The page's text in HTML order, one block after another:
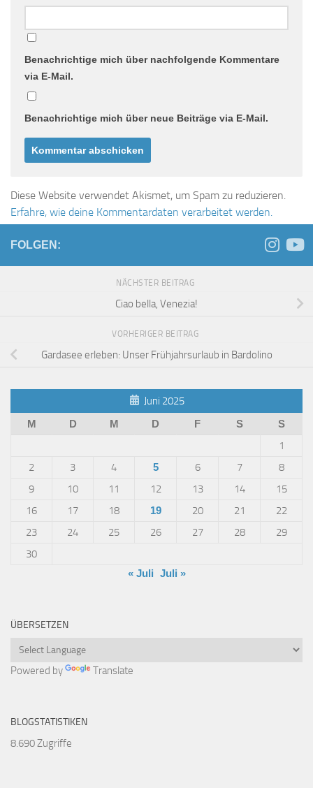
Benachrichtige mich über nachfolgende Kommentare
via E-Mail.
Benachrichtige mich über neue Beiträge via E-Mail.
Diese Website verwendet Akismet, um Spam zu reduzieren.
Erfahre, wie deine Kommentardaten verarbeitet werden.
FOLGEN:
NÄCHSTER BEITRAG
Ciao bella, Venezia!
VORHERIGER BEITRAG
Gardasee erleben: Unser Frühjahrsurlaub in Bardolino
Juni 2025
M D M D F S S
1
2
3 4 5 6 7
8
9
10 11 12 13 14
15
16
17 18 19 20 21
22
23
24 25 26 27 28
29
30
« Juli Juli »
ÜBERSETZEN
Powered by Translate
BLOGSTATISTIKEN
8.690 Zugriffe